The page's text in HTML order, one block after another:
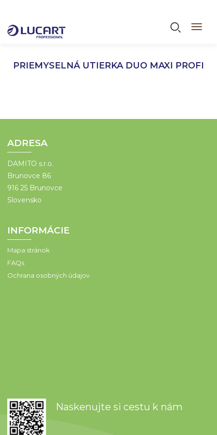
hlavný
PRIEMYSELNÁ UTIERKA DUO MAXI PROFI
ADRESA
DAMITO s.r.o.
Brunovce 86
916 25 Brunovce
Slovensko
INFORMÁCIE
Mapa stránok
FAQs
Ochrana osobných údajov
Naskenujte si cestu k nám